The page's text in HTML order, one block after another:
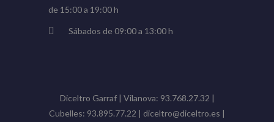
de 15:00 a 19:00 h
Sábados de 09:00 a 13:00 h
Diceltro Garraf | Vilanova: 93.768.27.32 |
Cubelles: 93.895.77.22 | diceltro@diceltro.es |